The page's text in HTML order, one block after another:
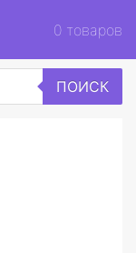
0 товаров
ПОИСК